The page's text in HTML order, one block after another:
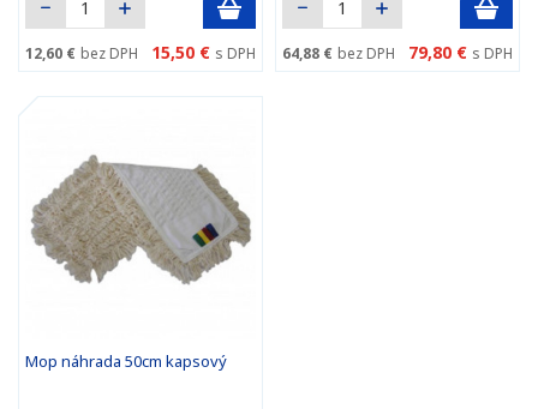
12,60 € bez DPH 15,50 € s DPH 64,88 € bez DPH 79,80 € s DPH
Mop náhrada 50cm kapsový